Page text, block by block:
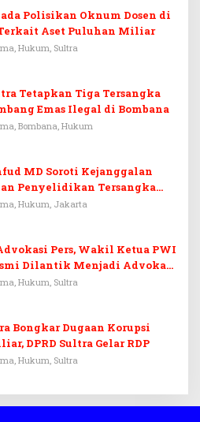
Polisikan Oknum Dosen di
Aset Puluhan Miliar
Hukum, Sultra
Tetapkan Tiga Tersangka
Emas Ilegal di Bombana
Bombana, Hukum
MD Soroti Kejanggalan
Penyelidikan Tersangka
Hukum, Jakarta
Pers, Wakil Ketua PWI
Dilantik Menjadi Advokat
Hukum, Sultra
Bongkar Dugaan Korupsi
DPRD Sultra Gelar RDP
Hukum, Sultra